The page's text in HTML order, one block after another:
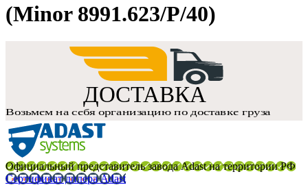
(Minor 8991.623/P/40)
Официальный представитель завода Adast на территории РФ
Сертификат дилера Adast